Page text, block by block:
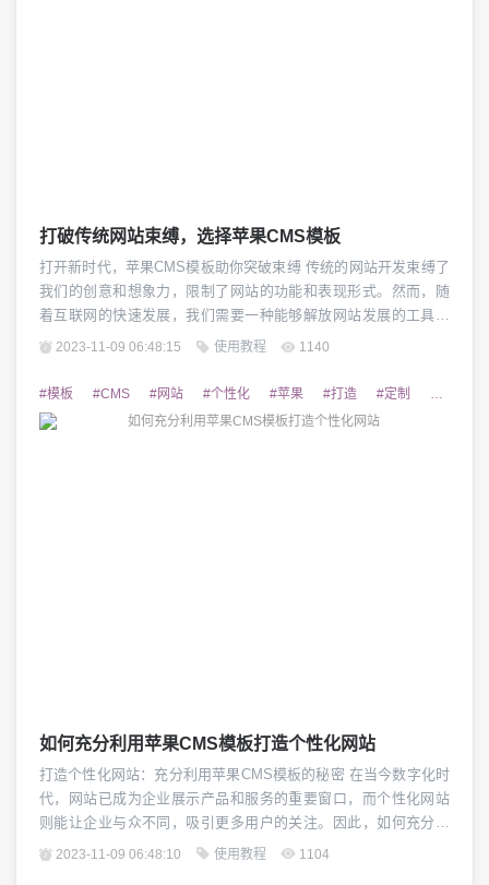
打破传统网站束缚，选择苹果CMS模板
打开新时代，苹果CMS模板助你突破束缚 传统的网站开发束缚了
我们的创意和想象力，限制了网站的功能和表现形式。然而，随
着互联网的快速发展，我们需要一种能够解放网站发展的工具。
苹果CMS模板作为一种全新的网站开发解决方案，突破了传统束
自由个性化定制 苹果CMS模板为网站开发者提供了丰富的自定义
选项，使其更容易...
2023-11-09 06:48:15 使用教程 1140
#模板 #CMS #网站 #个性化 #苹果 #打造 #定制 #响应
如何充分利用苹果CMS模板打造个性化网站
打造个性化网站：充分利用苹果CMS模板的秘密 在当今数字化时
代，网站已成为企业展示产品和服务的重要窗口，而个性化网站
则能让企业与众不同，吸引更多用户的关注。因此，如何充分利
用苹果CMS模板打造个性化网站成为了许多企业关心的话题。 苹
2023-11-09 06:48:10 使用教程 1104